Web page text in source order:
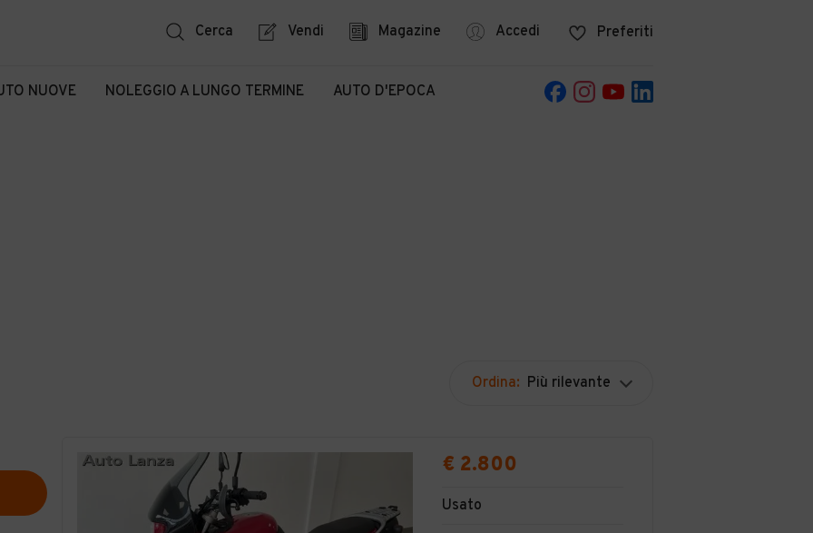
Cerca Vendi Magazine Accedi Preferiti
NUOVE NOLEGGIO A LUNGO TERMINE AUTO D'EPOCA
Ordina: Più rilevante
€ 2.800
Usato